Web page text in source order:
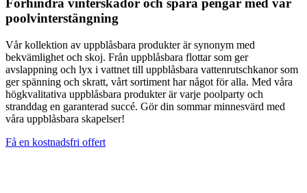
Förhindra vinterskador och spara pengar med vår
poolvinterstängning
Vår kollektion av uppblåsbara produkter är synonym med
bekvämlighet och skoj. Från uppblåsbara flottar som ger
avslappning och lyx i vattnet till uppblåsbara vattenrutschkanor som
ger spänning och skratt, vårt sortiment har något för alla. Med våra
högkvalitativa uppblåsbara produkter är varje poolparty och
stranddag en garanterad succé. Gör din sommar minnesvärd med
våra uppblåsbara skapelser!
Få en kostnadsfri offert